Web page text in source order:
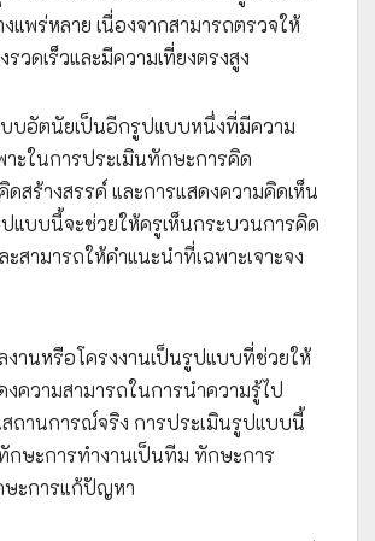
แพร่หลาย เนื่องจากสามารถตรวจให้
วดเร็วและมีความเที่ยงตรงสูง
บอัตนัยเป็นอีกรูปแบบหนึ่งที่มีความ
ะในการประเมินทักษะการคิด
ดสร้างสรรค์ และการแสดงความคิดเห็น
แบบนี้จะช่วยให้ครูเห็นกระบวนการคิด
สามารถให้คำแนะนำที่เฉพาะเจาะจง
งานหรือโครงงานเป็นรูปแบบที่ช่วยให้
งความสามารถในการนำความรู้ไป
ถานการณ์จริง การประเมินรูปแบบนี้
ษะการทำงานเป็นทีม ทักษะการ
ษะการแก้ปัญหา